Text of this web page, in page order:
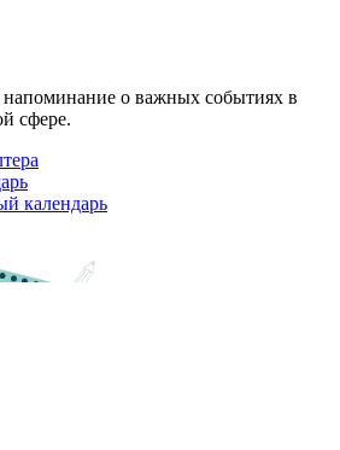
о важных событиях в
сфере.
календарь